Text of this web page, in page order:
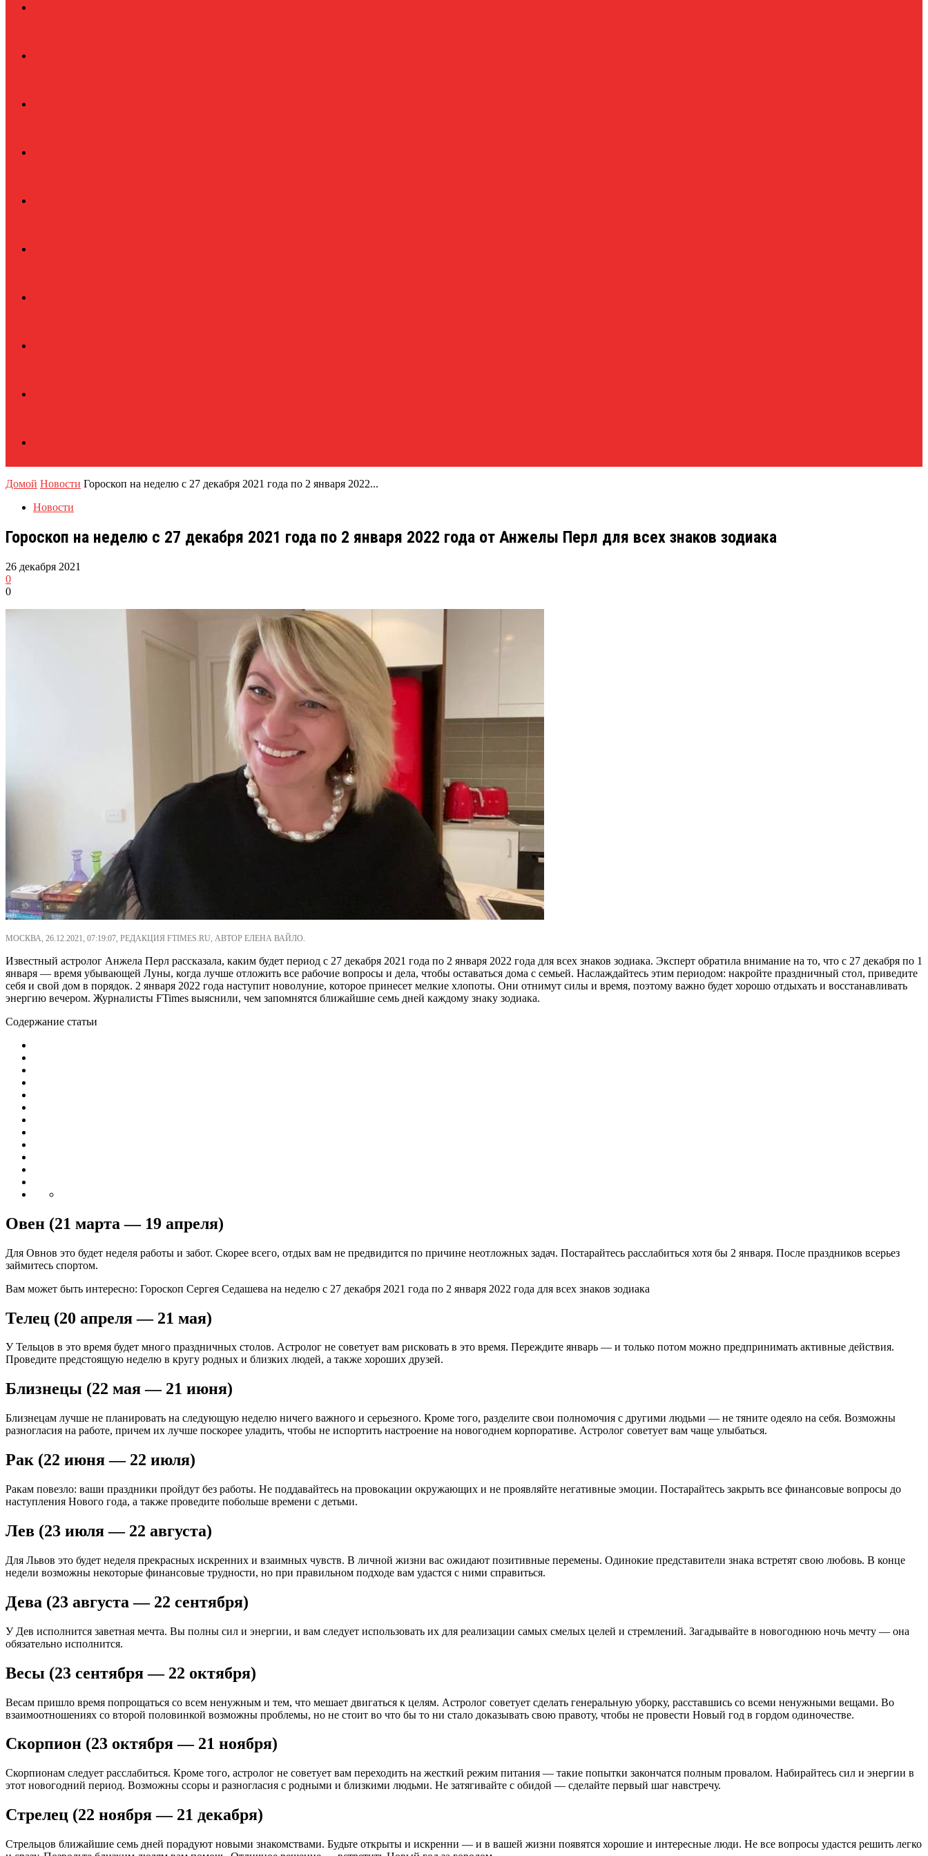
Домой Новости Гороскоп на неделю с 27 декабря 2021 года по 2 января 2022...
Новости
Гороскоп на неделю с 27 декабря 2021 года по 2 января 2022 года от Анжелы Перл для всех знаков зодиака
26 декабря 2021
0
0
МОСКВА, 26.12.2021, 07:19:07, РЕДАКЦИЯ FTIMES.RU, АВТОР ЕЛЕНА ВАЙЛО.
Известный астролог Анжела Перл рассказала, каким будет период с 27 декабря 2021 года по 2 января 2022 года для всех знаков зодиака. Эксперт обратила внимание на то, что с 27 декабря по 1
января — время убывающей Луны, когда лучше отложить все рабочие вопросы и дела, чтобы оставаться дома с семьей. Наслаждайтесь этим периодом: накройте праздничный стол, приведите
себя и свой дом в порядок. 2 января 2022 года наступит новолуние, которое принесет мелкие хлопоты. Они отнимут силы и время, поэтому важно будет хорошо отдыхать и восстанавливать
энергию вечером. Журналисты FTimes выяснили, чем запомнятся ближайшие семь дней каждому знаку зодиака.
Содержание статьи
Овен (21 марта — 19 апреля)
Для Овнов это будет неделя работы и забот. Скорее всего, отдых вам не предвидится по причине неотложных задач. Постарайтесь расслабиться хотя бы 2 января. После праздников всерьез
займитесь спортом.
Вам может быть интересно: Гороскоп Сергея Седашева на неделю с 27 декабря 2021 года по 2 января 2022 года для всех знаков зодиака
Телец (20 апреля — 21 мая)
У Тельцов в это время будет много праздничных столов. Астролог не советует вам рисковать в это время. Переждите январь — и только потом можно предпринимать активные действия.
Проведите предстоящую неделю в кругу родных и близких людей, а также хороших друзей.
Близнецы (22 мая — 21 июня)
Близнецам лучше не планировать на следующую неделю ничего важного и серьезного. Кроме того, разделите свои полномочия с другими людьми — не тяните одеяло на себя. Возможны
разногласия на работе, причем их лучше поскорее уладить, чтобы не испортить настроение на новогоднем корпоративе. Астролог советует вам чаще улыбаться.
Рак (22 июня — 22 июля)
Ракам повезло: ваши праздники пройдут без работы. Не поддавайтесь на провокации окружающих и не проявляйте негативные эмоции. Постарайтесь закрыть все финансовые вопросы до
наступления Нового года, а также проведите побольше времени с детьми.
Лев (23 июля — 22 августа)
Для Львов это будет неделя прекрасных искренних и взаимных чувств. В личной жизни вас ожидают позитивные перемены. Одинокие представители знака встретят свою любовь. В конце
недели возможны некоторые финансовые трудности, но при правильном подходе вам удастся с ними справиться.
Дева (23 августа — 22 сентября)
У Дев исполнится заветная мечта. Вы полны сил и энергии, и вам следует использовать их для реализации самых смелых целей и стремлений. Загадывайте в новогоднюю ночь мечту — она
обязательно исполнится.
Весы (23 сентября — 22 октября)
Весам пришло время попрощаться со всем ненужным и тем, что мешает двигаться к целям. Астролог советует сделать генеральную уборку, расставшись со всеми ненужными вещами. Во
взаимоотношениях со второй половинкой возможны проблемы, но не стоит во что бы то ни стало доказывать свою правоту, чтобы не провести Новый год в гордом одиночестве.
Скорпион (23 октября — 21 ноября)
Скорпионам следует расслабиться. Кроме того, астролог не советует вам переходить на жесткий режим питания — такие попытки закончатся полным провалом. Набирайтесь сил и энергии в
этот новогодний период. Возможны ссоры и разногласия с родными и близкими людьми. Не затягивайте с обидой — сделайте первый шаг навстречу.
Стрелец (22 ноября — 21 декабря)
Стрельцов ближайшие семь дней порадуют новыми знакомствами. Будьте открыты и искренни — и в вашей жизни появятся хорошие и интересные люди. Не все вопросы удастся решить легко